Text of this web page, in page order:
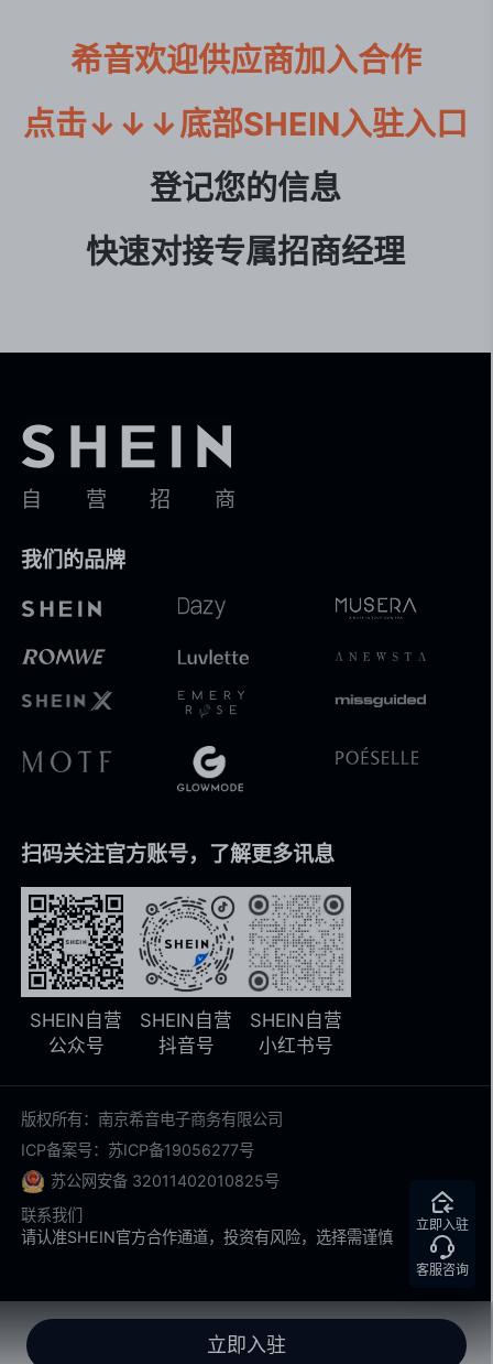
希音欢迎供应商加入合作
点击↓↓↓底部SHEIN入驻入口
登记您的信息
快速对接专属招商经理
自营招商
我们的品牌
扫码关注官方账号，了解更多讯息
SHEIN自营
公众号
SHEIN自营
抖音号
SHEIN自营
小红书号
版权所有：南京希音电子商务有限公司
ICP备案号：苏ICP备19056277号
苏公网安备 32011402010825号
联系我们
请认准SHEIN官方合作通道，投资有风险，选择需谨慎
立即入驻
立即入驻
客服咨询